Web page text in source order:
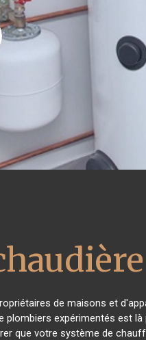
de maisons et
plombiers expérimentés est
que votre système de